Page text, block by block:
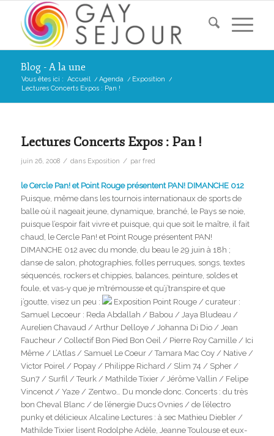
Blog - A la une
Vous êtes ici : Accueil / Agenda / Exposition /
Lectures Concerts Expos : Pan !
Lectures Concerts Expos : Pan !
juin 26, 2008 / dans Exposition / par fred
le Cercle Pan! et Point Rouge présentent PAN! DIMANCHE 012
Puisque, même dans les tournois internationaux de sports de
balle où il nageait jeune, dynamique, branché, le Pays se noie,
puisque l’espoir fait vivre et puisque, qui que soit le maître, il fait
chaud, le Cercle Pan! et Point Rouge présentent PAN!
DIMANCHE 012 avec du monde, du beau le 29 juin à 18h ;
danse de salon, photographies, folles perruques, songs, textes
séquencés, rockers et chippies, balances, peinture, soldes et
foule, et vas-y que je m’trémousse et qu’j’transpire et que
j’goutte, visez un peu :
Exposition Point Rouge / curateur :
Samuel Lecoeur : Reda Abdallah / Babou / Jaya Bludeau /
Aurelien Chavaud / Arthur Delloye / Johanna Di Dio / Jean
Faucheur / Collectif Bon Pied Bon Oeil / Pierre Roy Camille / Ici
Même / L’Atlas / Samuel Le Coeur / Tamara Mac Coy / Native /
Victor Poirel / Popay / Philippe Richard / Slim 74 / Spher /
Sun7 / Surfil / Teurk / Mathilde Tixier / Jérôme Vallin / Felipe
Vincenot / Yaze / Zentwo… Du monde donc. Concerts : du très
bon Cheval Blanc / de l’énergie Ducs Ovnies / de l’électro
punky et délicieux Alcaline Lectures : à sec Mathieu Diebler /
Mathilde Tixier lisent Rodolphe Adèle, Jeanne Toulouse et eux-